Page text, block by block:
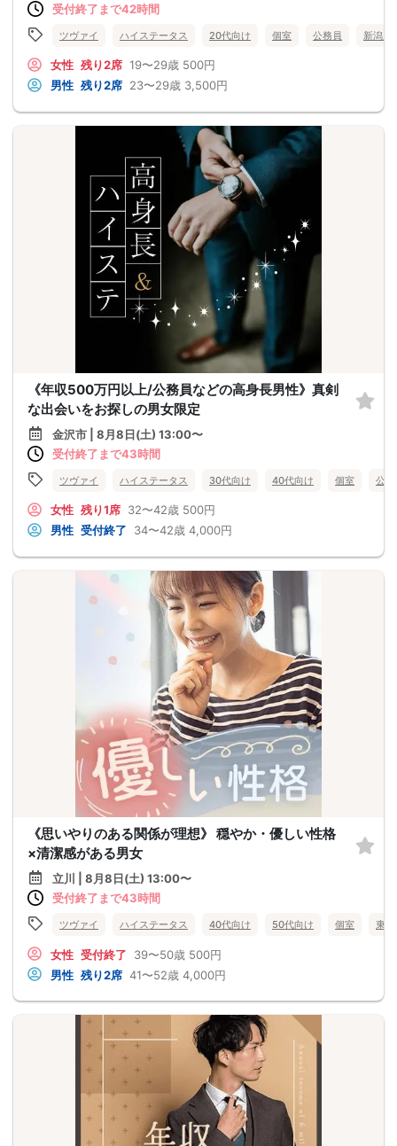
受付終了まで42時間
ツヴァイ ハイステータス 20代向け 個室 公務員 新潟県
女性 残り2席 19〜29歳 500円
男性 残り2席 23〜29歳 3,500円
《年収500万円以上/公務員などの高身長男性》真剣
な出会いをお探しの男女限定
金沢市 | 8月8日(土) 13:00〜
受付終了まで43時間
ツヴァイ ハイステータス 30代向け 40代向け 個室 公
女性 残り1席 32〜42歳 500円
男性 受付終了 34〜42歳 4,000円
《思いやりのある関係が理想》 穏やか・優しい性格
×清潔感がある男女
立川 | 8月8日(土) 13:00〜
受付終了まで43時間
ツヴァイ ハイステータス 40代向け 50代向け 個室 東
女性 受付終了 39〜50歳 500円
男性 残り2席 41〜52歳 4,000円